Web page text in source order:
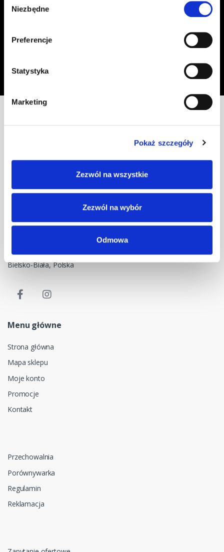
zgody
Niezbędne
Preferencje
Statystyka
Marketing
Pokaż szczegóły
Zezwól na wszystkie
Zezwól na wybór
Odmowa
otrzymywać informacje o aktualnych
Adres email
Zapisz się
Oświadczam, że zapoznałem się z
przetwarzania moich danych osobowych, w celu przesyłania mi informacji o
+48 33 47 94 400
Nasz adres e-mail
NIP: 5482614481, MDM NT sp. z o.o., Bestwińska 143, 43-346
Bielsko-Biała, Polska
Menu główne
Strona główna
Mapa sklepu
Moje konto
Promocje
Kontakt
Przechowalnia
Porównywarka
Regulamin
Reklamacja